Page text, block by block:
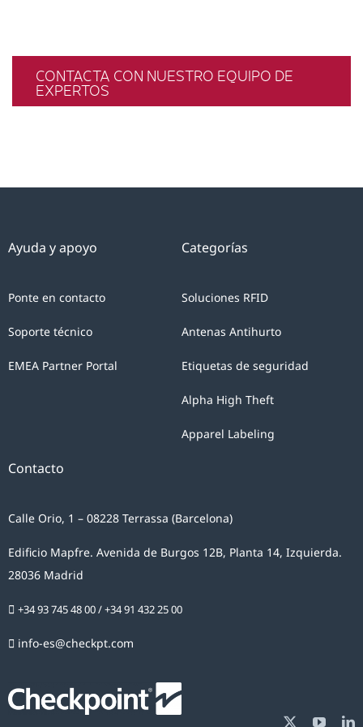
CONTACTA CON NUESTRO EQUIPO DE
EXPERTOS
Categorías
Soluciones RFID
Antenas Antihurto
Etiquetas de seguridad
Alpha High Theft
Apparel Labeling
Ayuda y apoyo
Ponte en contacto
Soporte técnico
EMEA Partner Portal
Contacto
Calle Orio, 1 – 08228 Terrassa (Barcelona)
Edificio Mapfre. Avenida de Burgos 12B, Planta 14, Izquierda.
28036 Madrid
+34 93 745 48 00/+34 91 432 25 00
info-es@checkpt.com